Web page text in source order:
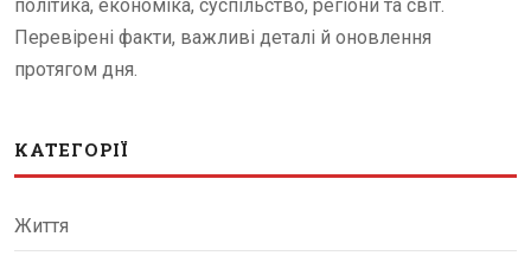
політика, економіка, суспільство, регіони та світ.
Перевірені факти, важливі деталі й оновлення
протягом дня.
КАТЕГОРІЇ
Життя